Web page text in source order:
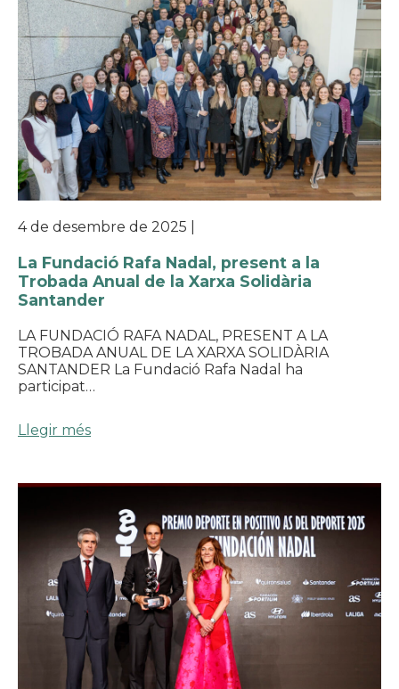
4 de desembre de 2025
La Fundació Rafa Nadal, present a la
Trobada Anual de la Xarxa Solidària
Santander
LA FUNDACIÓ RAFA NADAL, PRESENT A LA
TROBADA ANUAL DE LA XARXA SOLIDÀRIA
SANTANDER La Fundació Rafa Nadal ha
participat…
Llegir més